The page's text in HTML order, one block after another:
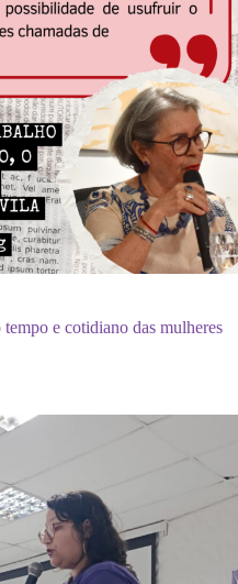
e cotidiano das mulheres